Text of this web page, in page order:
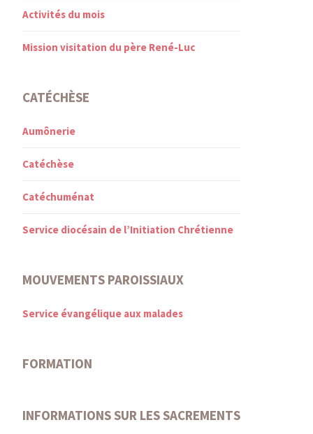
Activités du mois
Mission visitation du père René-Luc
CATÉCHÈSE
Aumônerie
Catéchèse
Catéchuménat
Service diocésain de l’Initiation Chrétienne
MOUVEMENTS PAROISSIAUX
Service évangélique aux malades
FORMATION
INFORMATIONS SUR LES SACREMENTS